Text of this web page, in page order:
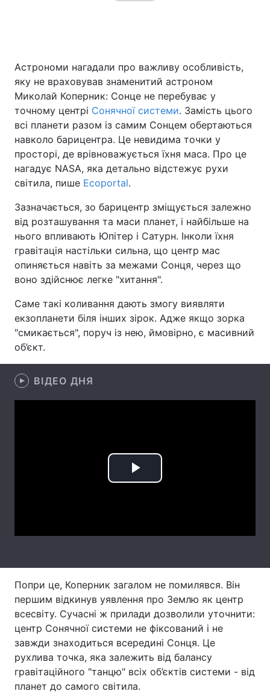
Україна Політика
Економіка Світ
Спорт Наука
Техно і зв'язок
Зброя
Туризм
Цікавинки Погода
Екологія Регіони
Відео з Youtube Статті
Архів
Астрономи нагадали про важливу особливість,
яку не враховував знаменитий астроном
Миколай Коперник: Сонце не перебуває у
точному центрі Сонячної системи. Замість цього
всі планети разом із самим Сонцем обертаються
навколо барицентра. Це невидима точки у
просторі, де врівноважується їхня маса. Про це
нагадує NASA, яка детально відстежує рухи
світила, пише Ecoportal.
Зазначається, зо барицентр зміщується залежно
від розташування та маси планет, і найбільше на
нього впливають Юпітер і Сатурн. Інколи їхня
гравітація настільки сильна, що центр мас
опиняється навіть за межами Сонця, через що
воно здійснює легке "хитання".
Саме такі коливання дають змогу виявляти
екзопланети біля інших зірок. Адже якщо зорка
"смикається", поруч із нею, ймовірно, є масивний
об’єкт.
ВІДЕО ДНЯ
Play
Попри це, Коперник загалом не помилявся. Він
першим відкинув уявлення про Землю як центр
всесвіту. Сучасні ж прилади дозволили уточнити:
центр Сонячної системи не фіксований і не
завжди знаходиться всередині Сонця. Це
рухлива точка, яка залежить від балансу
гравітаційного "танцю" всіх об’єктів системи - від
планет до самого світила.